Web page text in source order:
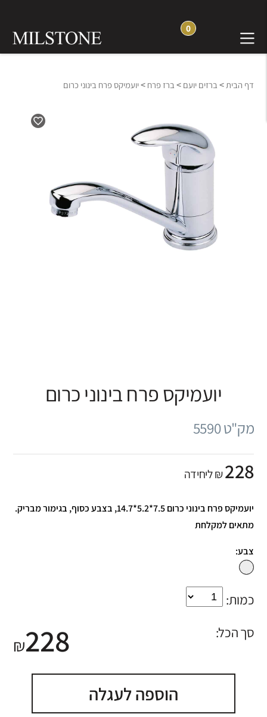
0
דף הבית> ברזים יועם > ברז פרח >יועמיקס פרח בינוני כרום
יועמיקס פרח בינוני כרום
מק"ט 5590
228₪ ליחידה
יועמיקס פרח בינוני כרום 7.5*5.2*14.7, בצבע כסוף, בגימור מבריק.
מתאים למקלחת
צבע:
כמות:
סך הכל:
228
₪
הוספה לעגלה